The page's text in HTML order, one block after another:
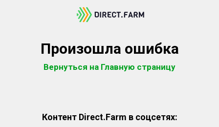
Произошла ошибка
Вернуться на Главную страницу
Контент Direct.Farm в соцсетях: